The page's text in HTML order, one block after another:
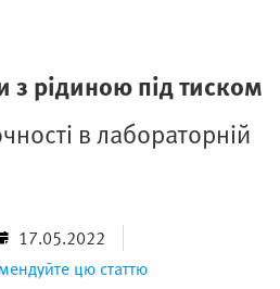
з рідиною під тиском
в лабораторній
17.05.2022
цю статтю